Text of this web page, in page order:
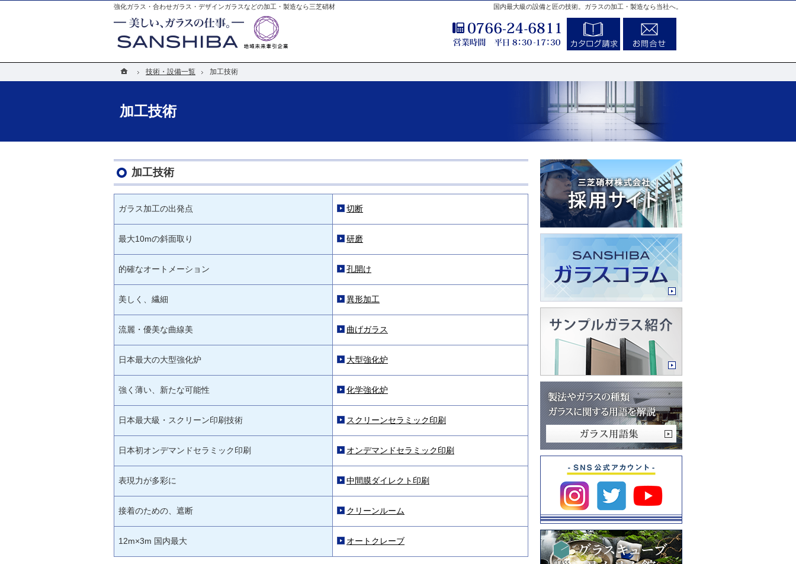
ホーム技術・設備一覧 加工技術
加工技術
国内最大級の設備と匠の技術。ガラスの加工・製造なら当社へ。
強化ガラス・合わせガラス・デザインガラスなどの加工・製造なら三芝硝材
加工技術
ガラス加工の出発点 切断
最大10mの斜面取り 研磨
的確なオートメーション 孔開け
美しく、繊細 異形加工
流麗・優美な曲線美 曲げガラス
日本最大の大型強化炉 大型強化炉
強く薄い、新たな可能性 化学強化炉
日本最大級・スクリーン印刷技術 スクリーンセラミック印刷
日本初オンデマンドセラミック印刷 オンデマンドセラミック印刷
表現力が多彩に 中間膜ダイレクト印刷
接着のための、遮断 クリーンルーム
12m×3m 国内最大 オートクレーブ
0766-24-6811
ホーム技術・設備一覧 加工技術